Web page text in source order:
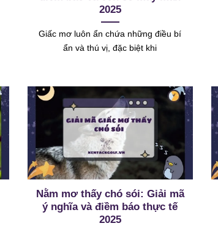
2025
Giấc mơ luôn ẩn chứa những điều bí
ẩn và thú vị, đặc biệt khi
Nằm mơ thấy chó sói: Giải mã
ý nghĩa và điềm báo thực tế
2025